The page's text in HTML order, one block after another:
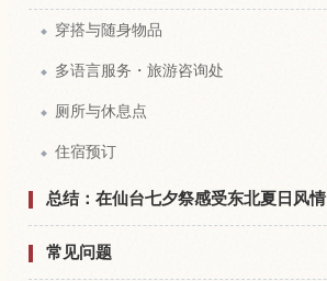
穿搭与随身物品
多语言服务・旅游咨询处
厕所与休息点
住宿预订
总结：在仙台七夕祭感受东北夏日风情
常见问题